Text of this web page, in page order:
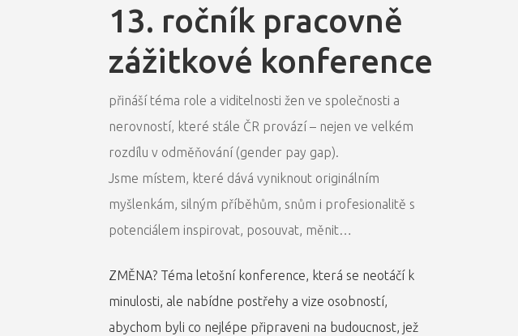
13. ročník pracovně
zážitkové konference
přináší téma role a viditelnosti žen ve společnosti a
nerovností, které stále ČR provází – nejen ve velkém
rozdílu v odměňování (gender pay gap).
Jsme místem, které dává vyniknout originálním
myšlenkám, silným příběhům, snům i profesionalitě s
potenciálem inspirovat, posouvat, měnit…
ZMĚNA? Téma letošní konference, která se neotáčí k
minulosti, ale nabídne postřehy a vize osobností,
abychom byli co nejlépe připraveni na budoucnost, jež